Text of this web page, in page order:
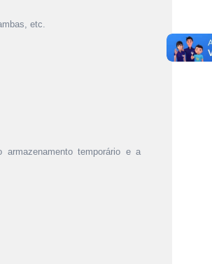
etc.
temporário e a